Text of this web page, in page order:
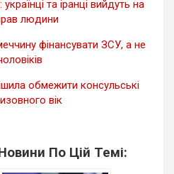
та іранці вийдуть на
людини
фінансувати ЗСУ, а не
обмежити консульські
вік
По Цій Темі: